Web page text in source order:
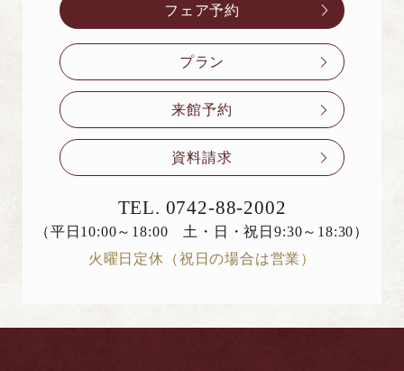
フェア予約
プラン
来館予約
資料請求
TEL. 0742-88-2002
（平日10:00～18:00 土・日・祝日9:30～18:30）
火曜日定休（祝日の場合は営業）